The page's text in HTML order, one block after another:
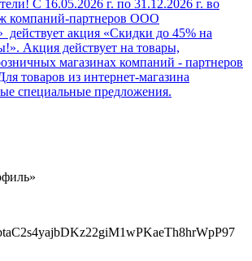
С 16.05.2026 г. по 31.12.2026 г. во
компаний-партнеров ООО
действует акция «Скидки до 45% на
Акция действует на товары,
магазинах компаний - партнеров
товаров из интернет-магазина
специальные предложения.